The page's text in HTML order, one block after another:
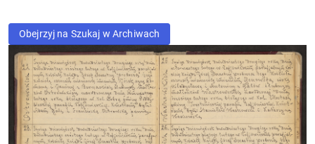
Obejrzyj na Szukaj w Archiwach